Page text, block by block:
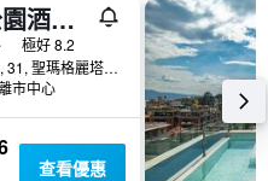
蘇西公園酒店 - 聖塔馬爾吉利塔利古瑞
極好 8.2
Via Favale, 31, 聖瑪格麗塔-利古雷, 熱諾亞, 義大利
市中心
查看優惠